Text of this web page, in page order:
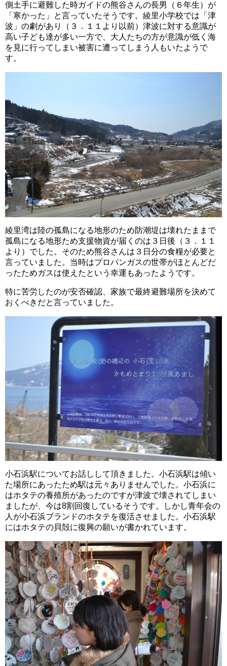
側土手に避難した時ガイドの熊谷さんの長男（６年生）が
「寒かった」と言っていたそうです。綾里小学校では「津
波」の劇があり（３．１１より以前）津波に対する意識が
高い子ども達が多い一方で、大人たちの方が意識が低く海
を見に行ってしまい被害に遭ってしまう人もいたようで
す。
綾里湾は陸の孤島になる地形のため防潮堤は壊れたままで
孤島になる地形ため支援物資が届くのは３日後（３．１１
より）でした。そのため熊谷さんは３日分の食糧が必要と
言っていました。当時はプロパンガスの世帯がほとんどだ
ったためガスは使えたという幸運もあったようです。
特に苦労したのが安否確認、家族で最終避難場所を決めて
おくべきだと言っていました。
小石浜駅についてお話しして頂きました。小石浜駅は傾い
た場所にあったため駅は元々ありませんでした。小石浜に
はホタテの養殖所があったのですが津波で壊されてしまい
ましたが、今は8割回復しているそうです。しかし青年会の
人が小石浜ブランドのホタテを復活させました。小石浜駅
にはホタテの貝殻に復興の願いが書かれています。